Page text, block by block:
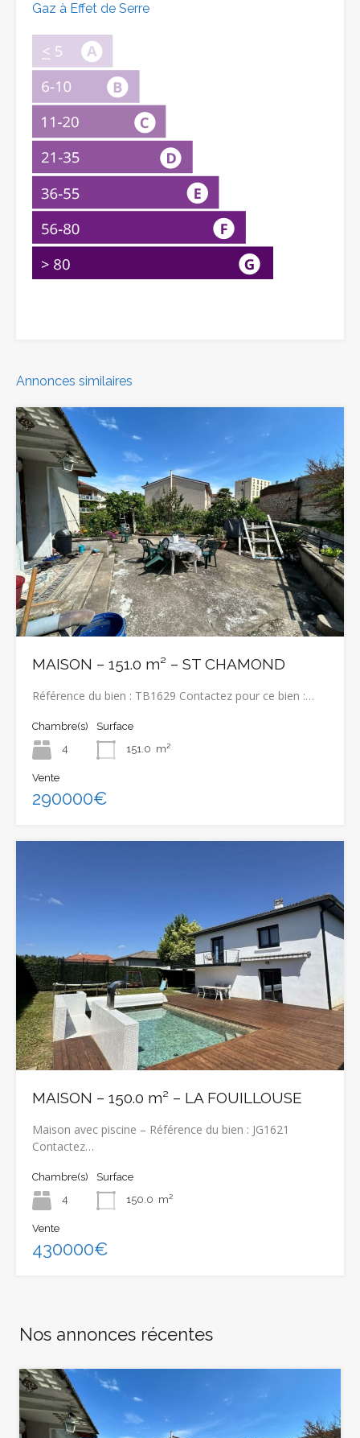
Gaz à Effet de Serre
Annonces similaires
MAISON – 151.0 m² – ST CHAMOND
Référence du bien : TB1629 Contactez pour ce bien :…
Chambre(s)
4
Surface
151.0 m²
Vente
290000€
MAISON – 150.0 m² – LA FOUILLOUSE
Maison avec piscine – Référence du bien : JG1621
Contactez…
Chambre(s)
4
Surface
150.0 m²
Vente
430000€
Nos annonces récentes